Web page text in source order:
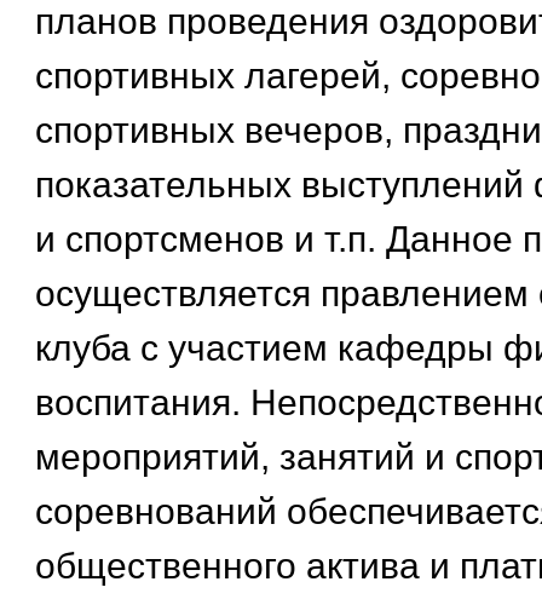
планов проведения
спортивных лагерей,
спортивных вечеров,
показательных выступлений
и спортсменов и т.п. Данное
осуществляется правлением
клуба с участием кафедры
воспитания.
мероприятий, занятий и
соревнований
общественного актива и